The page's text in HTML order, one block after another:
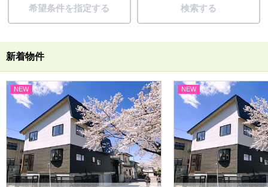
希望条件を指定する 検索する
新着物件
NEW NEW